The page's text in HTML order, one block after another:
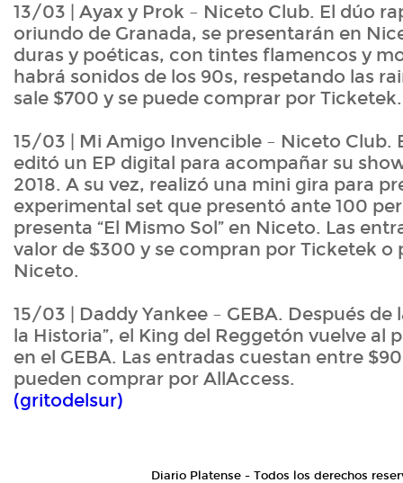
13/03 | Ayax y Prok – Niceto Club. El dúo
oriundo de Granada, se presentarán en
duras y poéticas, con tintes flamencos y
habrá sonidos de los 90s, respetando las
sale $700 y se puede comprar por Ticketek.
15/03 | Mi Amigo Invencible – Niceto Club.
editó un EP digital para acompañar su
2018. A su vez, realizó una mini gira para
experimental set que presentó ante 100
presenta “El Mismo Sol” en Niceto. Las
valor de $300 y se compran por Ticketek o
Niceto.
15/03 | Daddy Yankee – GEBA. Después de
la Historia”, el King del Reggetón vuelve al
en el GEBA. Las entradas cuestan entre
pueden comprar por AllAccess.
(gritodelsur)
Diario Platense - Todos los derechos